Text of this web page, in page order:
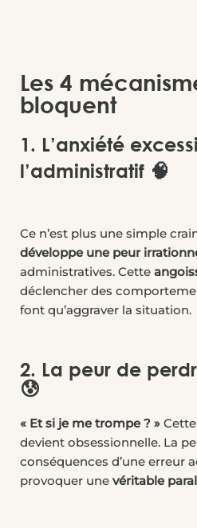
Les 4
bloquent
1. L’anxiété
l’administratif 🧠
Ce n’est plus une simple
développe une peur
administratives. Cette
déclencher des
font qu’aggraver la situation.
2. La peur de
😰
« Et si je me trompe ? »
devient obsessionnelle. La
conséquences d’une erreur
provoquer une véritable